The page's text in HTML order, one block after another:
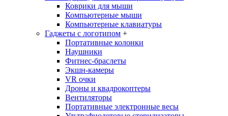
Коврики для мыши
Компьютерные мыши
Компьютерные клавиатуры
Гаджеты с логотипом +
Портативные колонки
Наушники
Фитнес-браслеты
Экшн-камеры
VR очки
Дроны и квадрокоптеры
Вентиляторы
Портативные электронные весы